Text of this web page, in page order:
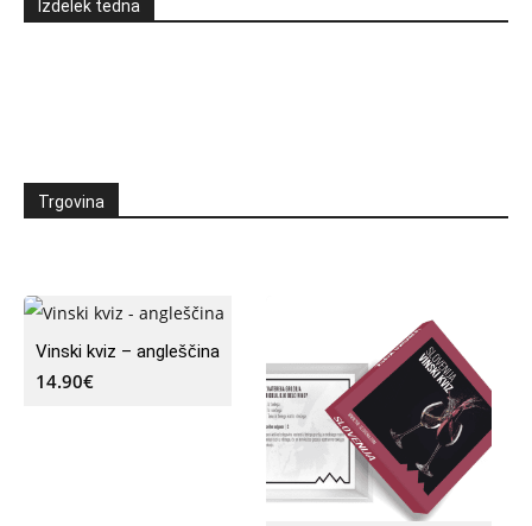
Izdelek tedna
Trgovina
Vinski kviz – angleščina
14.90€